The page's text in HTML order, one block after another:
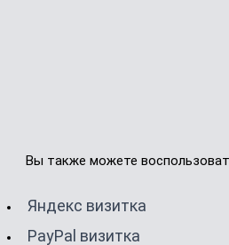
Вы также можете
Яндекс визитка
PayPal визитка